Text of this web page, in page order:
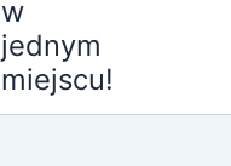
w
jednym
miejscu!